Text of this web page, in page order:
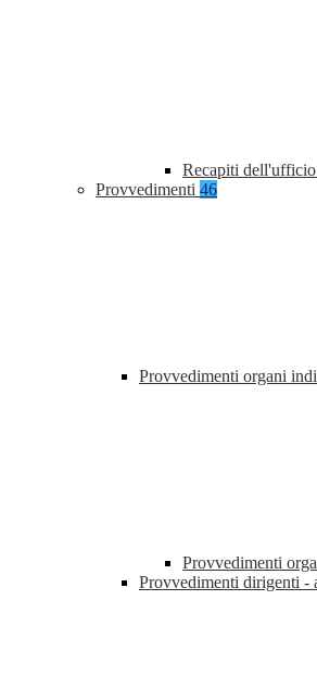
Recapiti dell'ufficio
Provvedimenti 46
Provvedimenti organi
Provvedimenti
Provvedimenti dirigenti -